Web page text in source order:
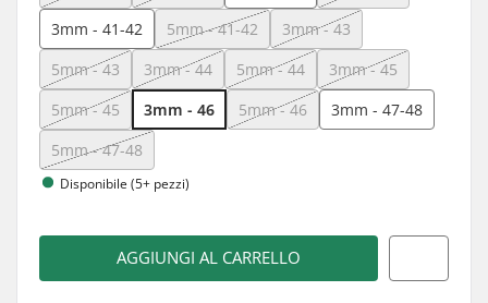
3mm - 41-42
5mm - 41-42
3mm - 43
5mm - 43
3mm - 44 5mm - 44
3mm - 45
5mm - 45
3mm - 46 5mm - 46
3mm - 47-48
5mm - 47-48
Disponibile (5+ pezzi)
AGGIUNGI AL CARRELLO